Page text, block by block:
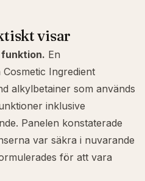
visar
En
Ingredient
alkylbetainer som används
inklusive
Panelen konstaterade
var säkra i nuvarande
för att vara